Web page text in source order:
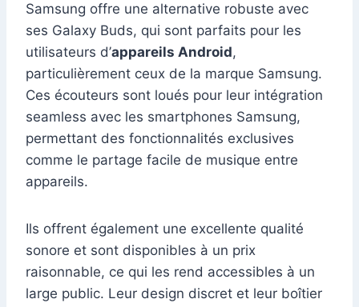
Samsung offre une alternative robuste avec
ses Galaxy Buds, qui sont parfaits pour les
utilisateurs d’appareils Android,
particulièrement ceux de la marque Samsung.
Ces écouteurs sont loués pour leur intégration
seamless avec les smartphones Samsung,
permettant des fonctionnalités exclusives
comme le partage facile de musique entre
appareils.
Ils offrent également une excellente qualité
sonore et sont disponibles à un prix
raisonnable, ce qui les rend accessibles à un
large public. Leur design discret et leur boîtier